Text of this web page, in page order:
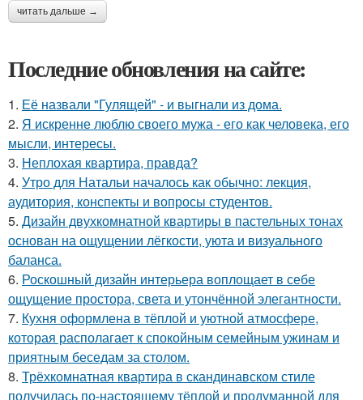
читать дальше →
Последние обновления на сайте:
1. Её назвали "Гулящей" - и выгнали из дома.
2. Я искренне люблю своего мужа - его как человека, его
мысли, интересы.
3. Неплохая квартира, правда?
4. Утро для Натальи началось как обычно: лекция,
аудитория, конспекты и вопросы студентов.
5. Дизайн двухкомнатной квартиры в пастельных тонах
основан на ощущении лёгкости, уюта и визуального
баланса.
6. Роскошный дизайн интерьера воплощает в себе
ощущение простора, света и утончённой элегантности.
7. Кухня оформлена в тёплой и уютной атмосфере,
которая располагает к спокойным семейным ужинам и
приятным беседам за столом.
8. Трёхкомнатная квартира в скандинавском стиле
получилась по-настоящему тёплой и продуманной для